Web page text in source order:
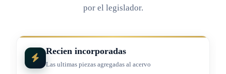
por el legislador.
Recien incorporadas
Las ultimas piezas agregadas al acervo